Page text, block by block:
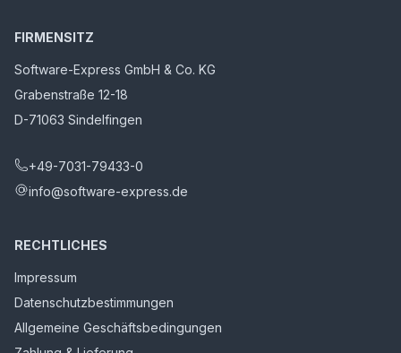
FIRMENSITZ
Software-Express GmbH & Co. KG
Grabenstraße 12-18
D-71063 Sindelfingen
+49-7031-79433-0
info@software-express.de
RECHTLICHES
Impressum
Datenschutzbestimmungen
Allgemeine Geschäftsbedingungen